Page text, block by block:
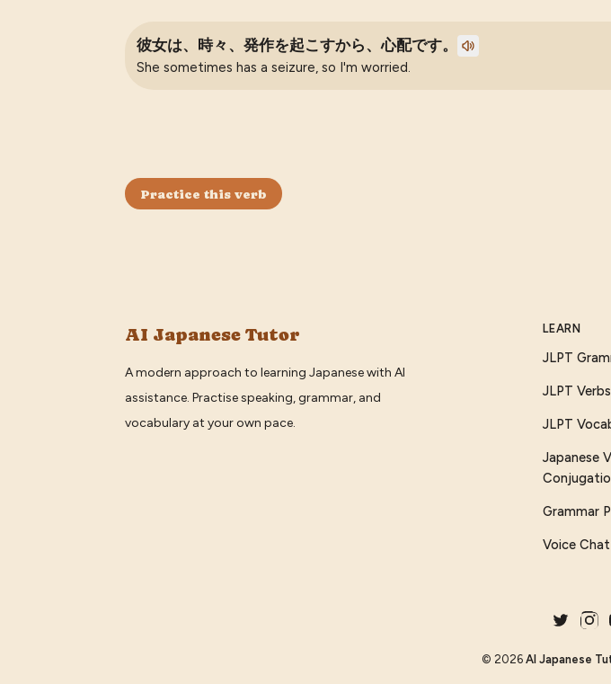
彼女は、時々、発作を起こすから、心配です。
She sometimes has a seizure, so I'm worried.
Practice this verb
AI Japanese Tutor
A modern approach to learning Japanese with AI
assistance. Practise speaking, grammar, and
vocabulary at your own pace.
LEARN
JLPT
JLPT Verbs
JLPT
Japanese
Grammar
Voice Chat
© 2026 AI Japanese